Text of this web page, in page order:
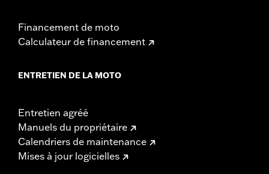
Financement de moto
Calculateur de financement
ENTRETIEN DE LA MOTO
Entretien agréé
Manuels du propriétaire
Calendriers de maintenance
Mises à jour logicielles